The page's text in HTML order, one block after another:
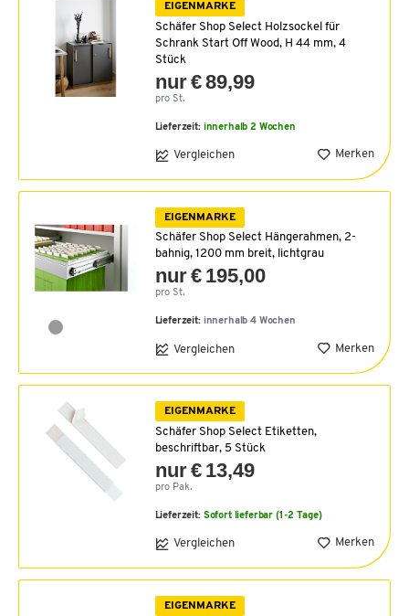
EIGENMARKE
Schäfer Shop Select Holzsockel für
Schrank Start Off Wood, H 44 mm, 4
Stück
nur € 89,99
pro St.
Lieferzeit: innerhalb 2 Wochen
Vergleichen Merken
EIGENMARKE
Schäfer Shop Select Hängerahmen, 2-
bahnig, 1200 mm breit, lichtgrau
nur € 195,00
pro St.
Lieferzeit: innerhalb 4 Wochen
Vergleichen Merken
EIGENMARKE
Schäfer Shop Select Etiketten,
beschriftbar, 5 Stück
nur € 13,49
pro Pak.
Lieferzeit: Sofort lieferbar (1-2 Tage)
Vergleichen Merken
EIGENMARKE